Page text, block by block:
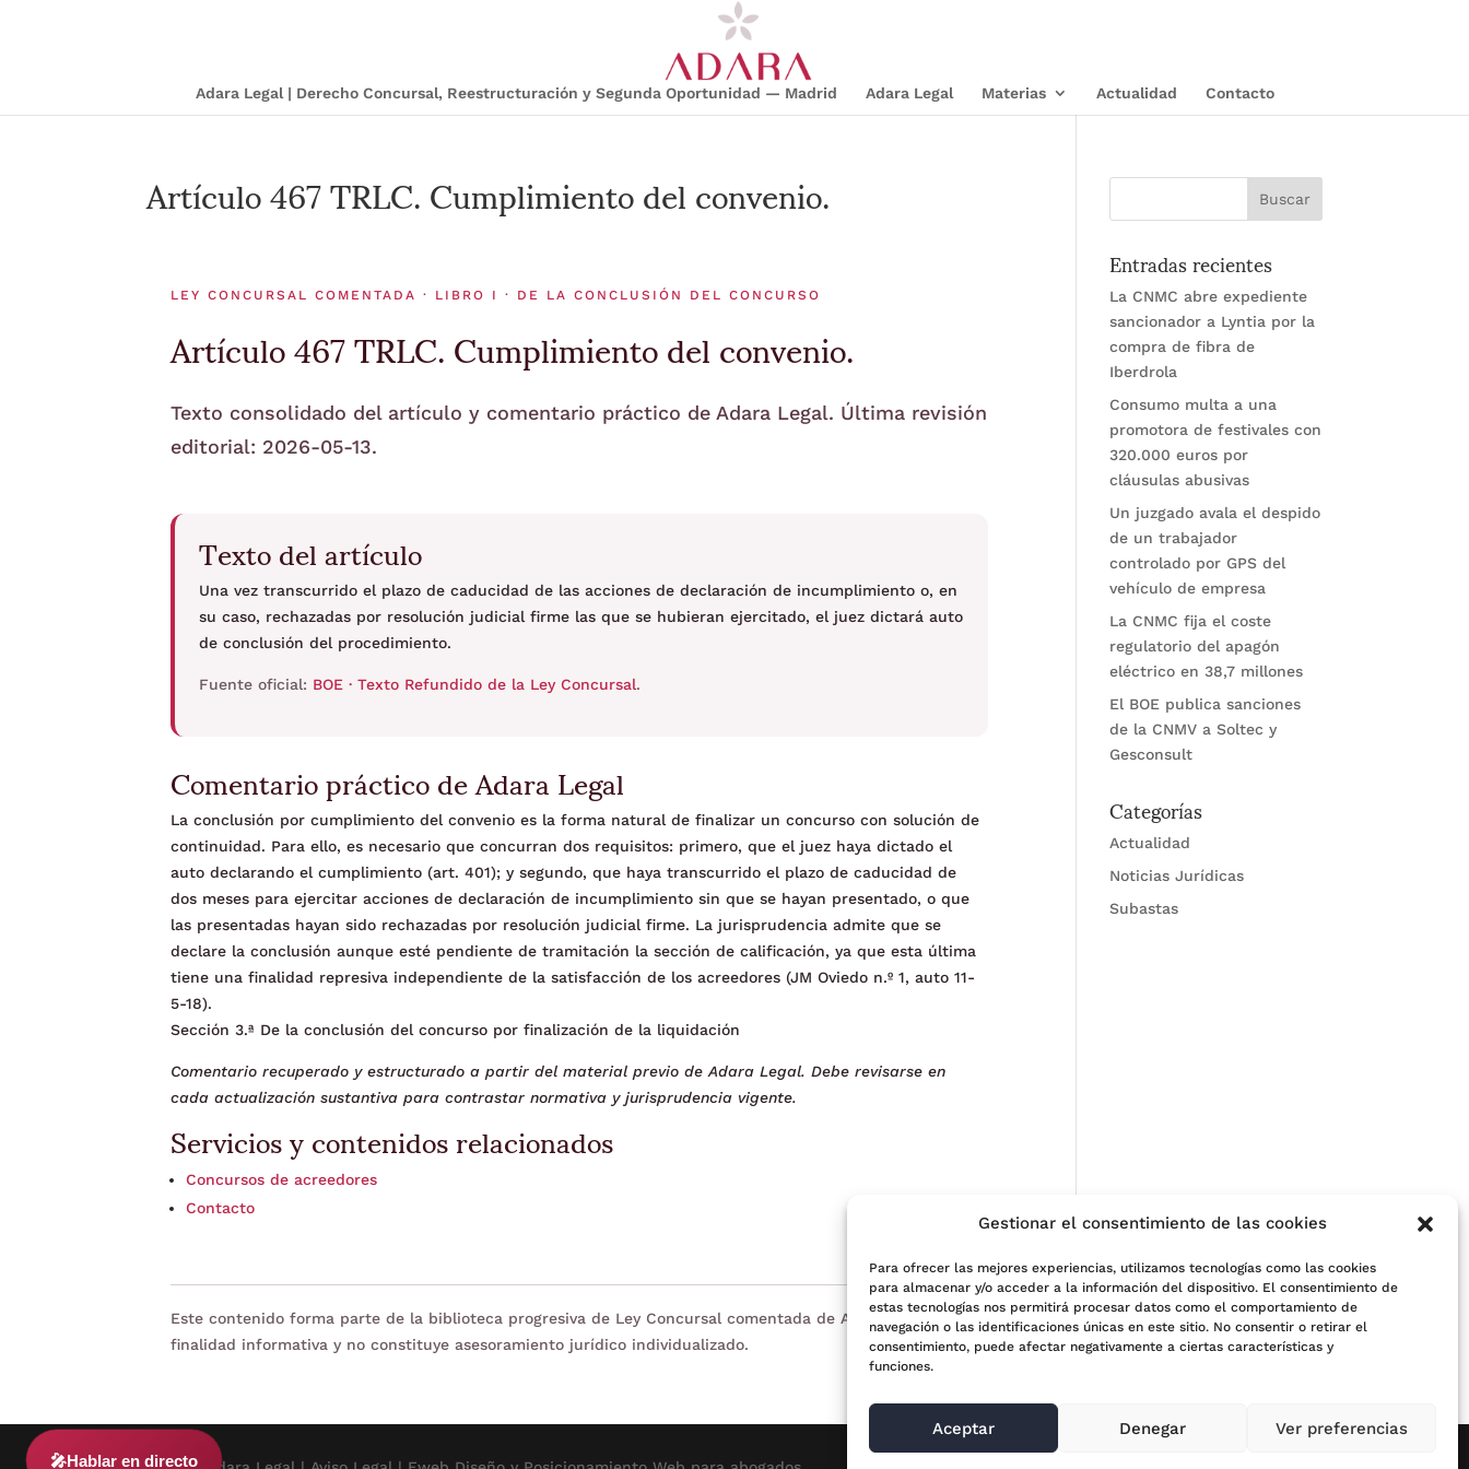
Gestionar el consentimiento de las cookies
Para ofrecer las mejores experiencias, utilizamos tecnologías como las cookies
para almacenar y/o acceder a la información del dispositivo. El consentimiento de
estas tecnologías nos permitirá procesar datos como el comportamiento de
navegación o las identificaciones únicas en este sitio. No consentir o retirar el
consentimiento, puede afectar negativamente a ciertas características y
funciones.
Aceptar Denegar Ver preferencias
Adara Legal | Derecho Concursal, Reestructuración y Segunda Oportunidad — Madrid Adara Legal Materias Actualidad Contacto
Artículo 467 TRLC. Cumplimiento del convenio.
LEY CONCURSAL COMENTADA · LIBRO I · DE LA CONCLUSIÓN DEL CONCURSO
Artículo 467 TRLC. Cumplimiento del convenio.
Texto consolidado del artículo y comentario práctico de Adara Legal. Última revisión
editorial: 2026-05-13.
Texto del artículo
Una vez transcurrido el plazo de caducidad de las acciones de declaración de incumplimiento o, en
su caso, rechazadas por resolución judicial firme las que se hubieran ejercitado, el juez dictará auto
de conclusión del procedimiento.
Fuente oficial: BOE · Texto Refundido de la Ley Concursal.
Comentario práctico de Adara Legal
La conclusión por cumplimiento del convenio es la forma natural de finalizar un concurso con solución de
continuidad. Para ello, es necesario que concurran dos requisitos: primero, que el juez haya dictado el
auto declarando el cumplimiento (art. 401); y segundo, que haya transcurrido el plazo de caducidad de
dos meses para ejercitar acciones de declaración de incumplimiento sin que se hayan presentado, o que
las presentadas hayan sido rechazadas por resolución judicial firme. La jurisprudencia admite que se
declare la conclusión aunque esté pendiente de tramitación la sección de calificación, ya que esta última
tiene una finalidad represiva independiente de la satisfacción de los acreedores (JM Oviedo n.º 1, auto 11-
5-18).
Sección 3.ª De la conclusión del concurso por finalización de la liquidación
Comentario recuperado y estructurado a partir del material previo de Adara Legal. Debe revisarse en
cada actualización sustantiva para contrastar normativa y jurisprudencia vigente.
Servicios y contenidos relacionados
Concursos de acreedores
Contacto
Este contenido forma parte de la biblioteca progresiva de Ley Concursal comentada de Adara Legal. Tiene
finalidad informativa y no constituye asesoramiento jurídico individualizado.
Entradas recientes
La CNMC abre expediente
sancionador a Lyntia por la
compra de fibra de
Iberdrola
Consumo multa a una
promotora de festivales con
320.000 euros por
cláusulas abusivas
Un juzgado avala el despido
de un trabajador
controlado por GPS del
vehículo de empresa
La CNMC fija el coste
regulatorio del apagón
eléctrico en 38,7 millones
El BOE publica sanciones
de la CNMV a Soltec y
Gesconsult
Categorías
Actualidad
Noticias Jurídicas
Subastas
🎤Hablar en directo